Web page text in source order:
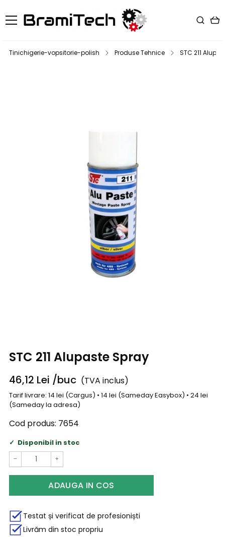
Tinichigerie-vopsitorie-polish Produse Tehnice STC 211
STC 211 Alupaste Spray
46,12 Lei /buc (TVA inclus)
Tarif livrare: 14 lei (Cargus) • 14 lei (Sameday Easybox) • 24 lei
(Sameday la adresa)
Cod produs: 7654
Disponibil in stoc
− +
ADAUGA IN COS
Testat și verificat de profesioniști
Livrăm din stoc propriu